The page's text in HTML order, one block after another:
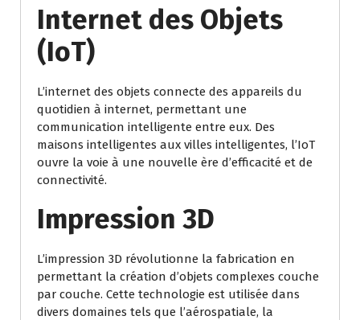
Internet des Objets
(IoT)
L’internet des objets connecte des appareils du
quotidien à internet, permettant une
communication intelligente entre eux. Des
maisons intelligentes aux villes intelligentes, l’IoT
ouvre la voie à une nouvelle ère d’efficacité et de
connectivité.
Impression 3D
L’impression 3D révolutionne la fabrication en
permettant la création d’objets complexes couche
par couche. Cette technologie est utilisée dans
divers domaines tels que l’aérospatiale, la